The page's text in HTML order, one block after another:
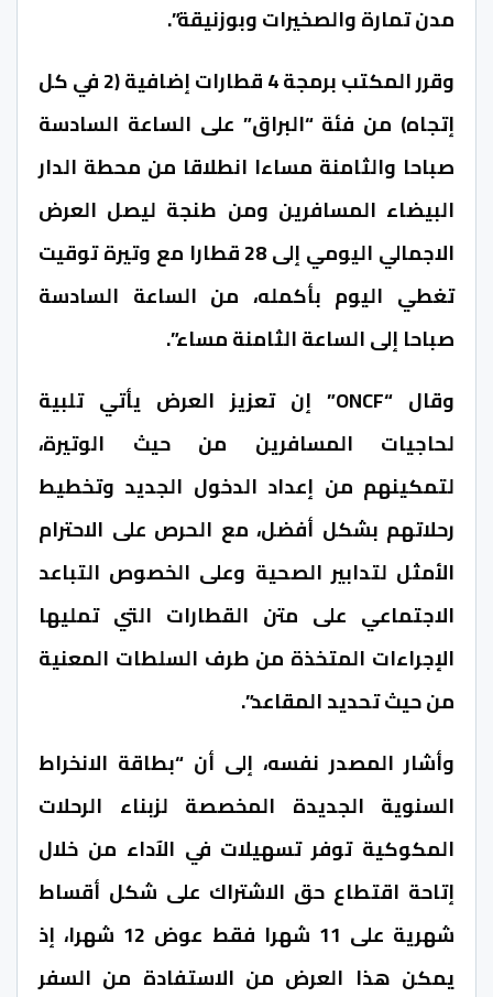
مدن تمارة والصخيرات وبوزنيقة”.
وقرر المكتب برمجة 4 قطارات إضافية (2 في كل
إتجاه) من فئة “البراق” على الساعة السادسة
صباحا والثامنة مساءا انطلاقا من محطة الدار
البيضاء المسافرين ومن طنجة ليصل العرض
الاجمالي اليومي إلى 28 قطارا مع وتيرة توقيت
تغطي اليوم بأكمله، من الساعة السادسة
صباحا إلى الساعة الثامنة مساء”.
وقال “ONCF” إن تعزيز العرض يأتي تلبية
لحاجيات المسافرين من حيث الوتيرة،
لتمكينهم من إعداد الدخول الجديد وتخطيط
رحلاتهم بشكل أفضل، مع الحرص على الاحترام
الأمثل لتدابير الصحية وعلى الخصوص التباعد
الاجتماعي على متن القطارات التي تمليها
الإجراءات المتخذة من طرف السلطات المعنية
من حيث تحديد المقاعد”.
وأشار المصدر نفسه، إلى أن “بطاقة الانخراط
السنوية الجديدة المخصصة لزبناء الرحلات
المكوكية توفر تسهيلات في الآداء من خلال
إتاحة اقتطاع حق الاشتراك على شكل أقساط
شهرية على 11 شهرا فقط عوض 12 شهرا، إذ
يمكن هذا العرض من الاستفادة من السفر